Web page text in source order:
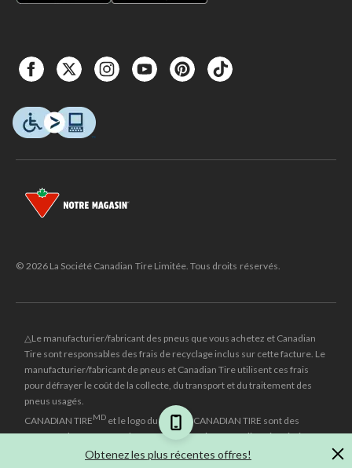
Obtenez les plus récentes offres!
© 2026 La Société Canadian Tire Limitée. Tous droits réservés.
△Le manufacturier/fabricant des pneus que vous achetez et Canadian
Tire sont responsables des frais de recyclage inclus sur cette facture. Le
manufacturier/fabricant de pneus et Canadian Tire utilisent ces frais
pour défrayer le coût de la collecte, du transport et du traitement des
pneus usagés.
CANADIAN TIREMD et le logo du triangle CANADIAN TIRE sont des
marques de commerce déposées de la Société Canadian Tire Limitée.